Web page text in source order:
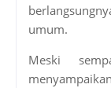
umum.
Meski